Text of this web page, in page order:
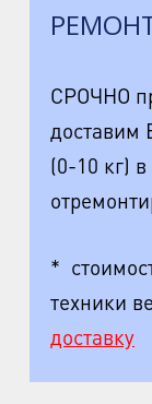
СРОЧНО
доставим
(0-10 кг)
*
техники
доставку